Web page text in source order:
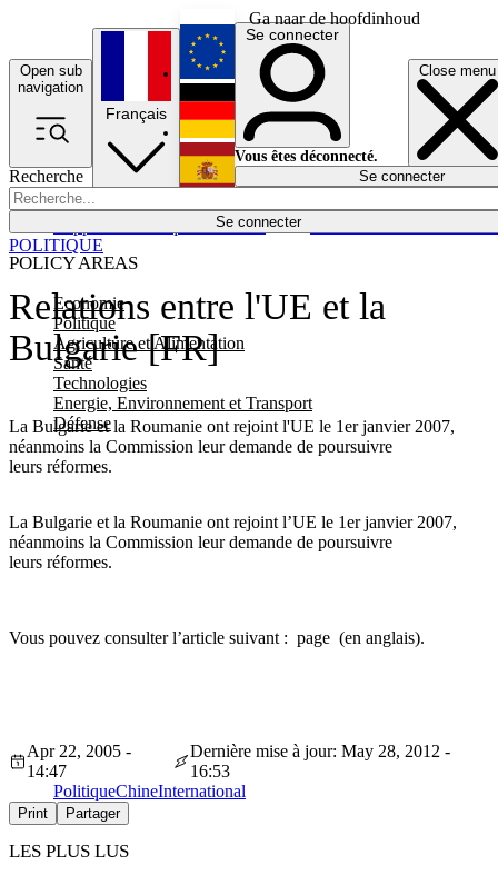
Ga naar de hoofdinhoud
Open sub
navigation
Close menu
Recherche
Se connecter
POLICY AREAS
Economie
Politique
Agriculture et Alimentation
Santé
Technologies
Energie, Environnement et Transport
Défense
Économie
Français
English
Deutsch
Español
Se connecter
Vous êtes déconnecté.
Se connecter
Relations entre l'UE et la
Bulgarie [FR]
La Bulgarie et la Roumanie ont rejoint l'UE le 1er janvier 2007,
néanmoins la Commission leur demande de poursuivre
leurs réformes.
POLITIQUE
La Bulgarie et la Roumanie ont rejoint l’UE le 1er janvier 2007,
néanmoins la Commission leur demande de poursuivre
leurs réformes.
Vous pouvez consulter l’article suivant : page (en anglais).
Apr 22, 2005 -
14:47
Dernière mise à jour: May 28, 2012 -
16:53
PolitiqueChineInternational
Print Partager
LES PLUS LUS